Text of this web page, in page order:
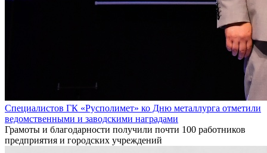
Специалистов ГК «Русполимет» ко Дню металлурга отметили
ведомственными и заводскими наградами
Грамоты и благодарности получили почти 100 работников
предприятия и городских учреждений